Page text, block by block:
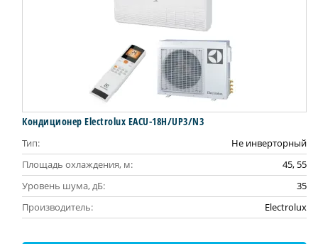
Кондиционер Electrolux EACU-18H/UP3/N3
Тип:
Не инверторный
Площадь охлаждения, м:
45, 55
Уровень шума, дБ:
35
Производитель:
Electrolux